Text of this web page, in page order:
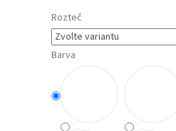
Rozteč
Barva